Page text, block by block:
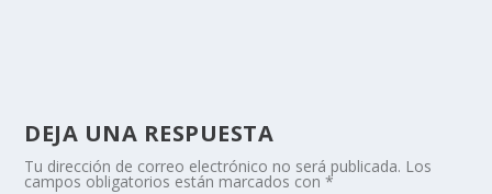
DEJA UNA RESPUESTA
Tu dirección de correo electrónico no será publicada. Los
campos obligatorios están marcados con*